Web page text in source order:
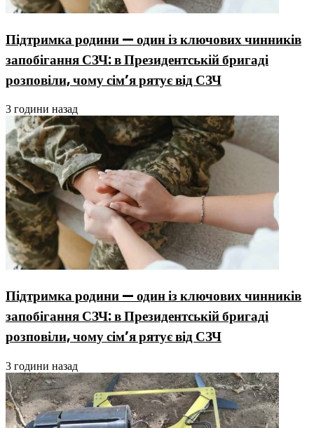
Підтримка родини — один із ключових чинників
запобігання СЗЧ: в Президентській бригаді
розповіли, чому сім’я рятує від СЗЧ
3 години назад
Підтримка родини — один із ключових чинників
запобігання СЗЧ: в Президентській бригаді
розповіли, чому сім’я рятує від СЗЧ
3 години назад